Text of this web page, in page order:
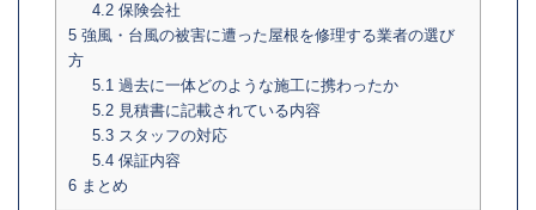
4.2保険会社
5 強風・台風の被害に遭った屋根を修理する業者の選び
方
5.1過去に一体どのような施工に携わったか
5.2見積書に記載されている内容
5.3スタッフの対応
5.4保証内容
6 まとめ